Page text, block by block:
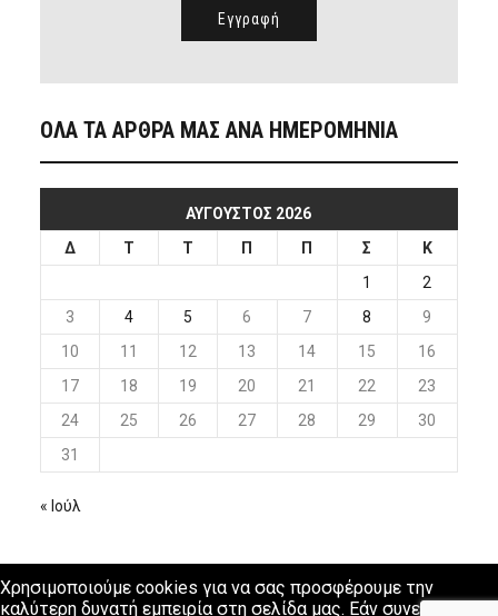
ΟΛΑ ΤΑ ΑΡΘΡΑ ΜΑΣ ΑΝΑ ΗΜΕΡΟΜΗΝΙΑ
ΑΎΓΟΥΣΤΟΣ 2026
Δ
Τ Τ Π Π Σ
Κ
1
2
3
4 5 6 7 8
9
10
11 12 13 14 15
16
17
18 19 20 21 22
23
24
25 26 27 28 29
30
31
« Ιούλ
Χρησιμοποιούμε cookies για να σας προσφέρουμε την
καλύτερη δυνατή εμπειρία στη σελίδα μας. Εάν συνεχίσετε να